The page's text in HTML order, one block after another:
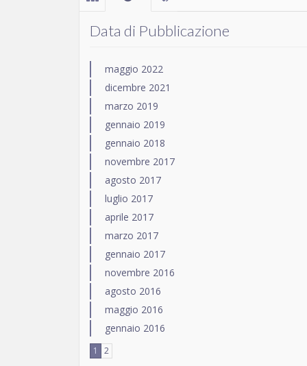
Data di Pubblicazione
maggio 2022
dicembre 2021
marzo 2019
gennaio 2019
gennaio 2018
novembre 2017
agosto 2017
luglio 2017
aprile 2017
marzo 2017
gennaio 2017
novembre 2016
agosto 2016
maggio 2016
gennaio 2016
1 2